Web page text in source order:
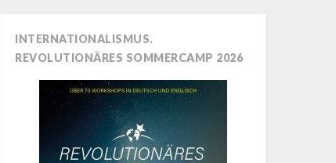
INTERNATIONALISMUS.
REVOLUTIONÄRES SOMMERCAMP 2026